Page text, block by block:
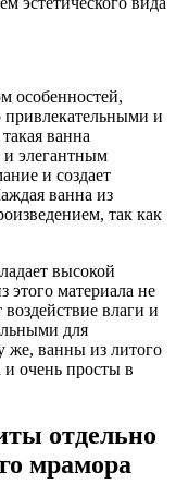
особенностей,
привлекательными и
ванна
элегантным
и создает
ванна из
так как
высокой
материала не
влаги и
для
же, ванны из литого
и очень просты в
отдельно
мрамора